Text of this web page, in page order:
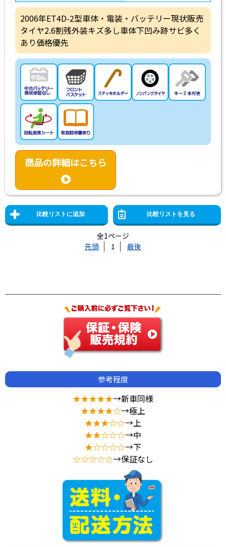
2006年ET4D-2型車体・電装・バッテリー現状販売
タイヤ2.6割残外装キズ多し車体下凹み跡サビ多く
あり価格優先
商品の詳細はこちら
全1ページ
先頭
1 最後
参考程度
★★★★★→新車同様
★★★★☆→極上
★★★☆☆→上
★★☆☆☆→中
★☆☆☆☆→下
☆☆☆☆☆→保証なし